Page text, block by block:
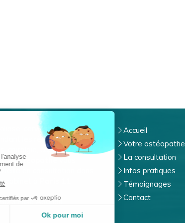
cervicalgie, douleurs
les règles, mal de
cruralgie, céphalées ?
ostéopathevous
en consultation dans
cabinet à
Elise Adorian
Accueil
Votre ostéopathe
La consultation
Infos pratiques
Témoignages
Contact